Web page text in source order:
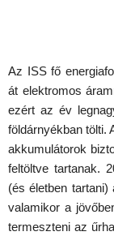
Az ISS fő
át elektromos
ezért az év
földárnyékban tölti.
akkumulátorok
feltöltve tartanak.
(és életben
valamikor a
termeszteni az